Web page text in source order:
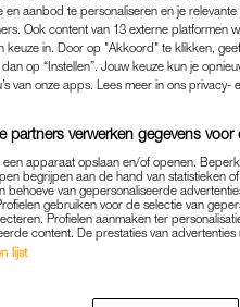
WIP:
20-07-2021 |
de beruchte geur die
ander juist
en aanbod te personaliseren en je
Ook content van 13 externe platformen
keuze in. Door op "Akkoord" te klikken,
op “Instellen”. Jouw keuze kun je
van onze apps. Lees meer in ons privacy-
partners verwerken gegevens
apparaat opslaan en/of openen.
begrijpen aan de hand van statistieken
behoeve van gepersonaliseerde
gebruiken voor de selectie van
Profielen aanmaken ter
content. De prestaties van advertenties
lijst